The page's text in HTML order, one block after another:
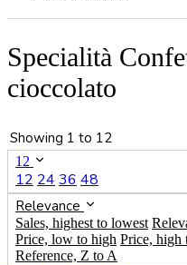
Specialità
cioccolato
Showing 1 to 12
12
12 24 36 48
Relevance
Sales, highest to lowest
Price, low to high Price, high
Reference, Z to A